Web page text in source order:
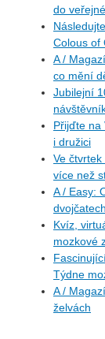
do
Colous of
A /
co mění
Jubilejní
Přijďte na
i družici
Ve
více než
A / Easy:
dvojčatech
Kvíz,
mozkové
Týdne
A /
želvách